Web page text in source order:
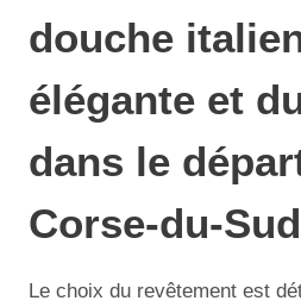
douche
élégante et
dans le
Corse-du-Sud
Le choix du revêtement est